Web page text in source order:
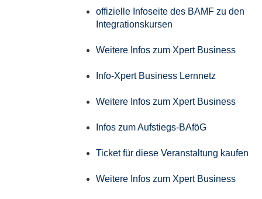
offizielle Infoseite des BAMF zu den
Integrationskursen
Weitere Infos zum Xpert Business
Info-Xpert Business Lernnetz
Weitere Infos zum Xpert Business
Infos zum Aufstiegs-BAföG
Ticket für diese Veranstaltung kaufen
Weitere Infos zum Xpert Business